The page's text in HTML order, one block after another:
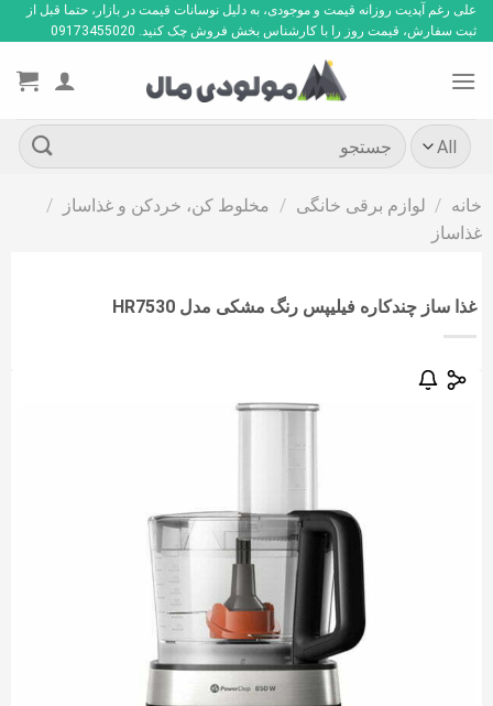
Skip
to
علی رغم آپدیت روزانه قیمت و موجودی، به دلیل نوسانات قیمت در بازار، حتما قبل از
ثبت سفارش، قیمت روز را با کارشناس بخش فروش چک کنید. 09173455020
جستجو
برای:
خانه / لوازم برقی خانگی / مخلوط کن، خردکن و غذاساز
/
غذاساز
غذا ساز چندکاره فیلیپس رنگ مشکی مدل HR7530